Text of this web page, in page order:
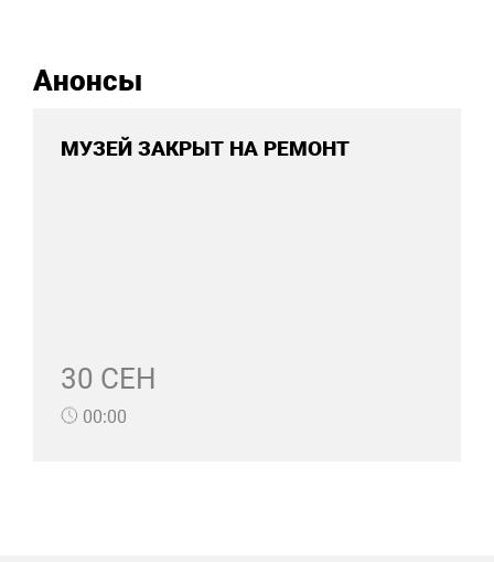
Анонсы
МУЗЕЙ ЗАКРЫТ НА РЕМОНТ
30 СЕН
00:00